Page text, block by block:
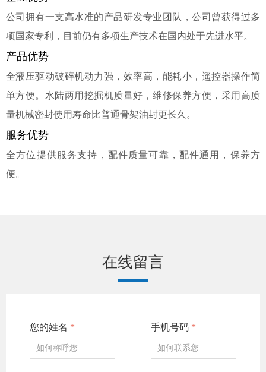
公司拥有一支高水准的产品研发专业团队，公司曾获得过多
项国家专利，目前仍有多项生产技术在国内处于先进水平。
产品优势
全液压驱动破碎机动力强，效率高，能耗小，遥控器操作简
单方便。水陆两用挖掘机质量好，维修保养方便，采用高质
量机械密封使用寿命比普通骨架油封更长久。
服务优势
全方位提供服务支持，配件质量可靠，配件通用，保养方
便。
在线留言
您的姓名 * 手机号码 *